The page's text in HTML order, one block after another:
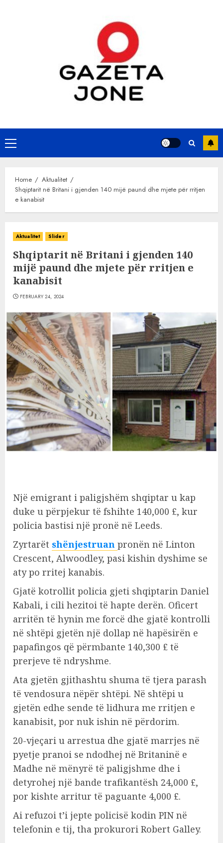
Primary
Menu
Home
Aktualitet
Shqiptarit në Britani i gjenden 140 mijë paund dhe mjete për rritjen
e kanabisit
Aktualitet Slider
Shqiptarit në Britani i gjenden 140
mijë paund dhe mjete për rritjen e
kanabisit
FEBRUARY 24, 2024
Një emigrant i paligjshëm shqiptar u kap
duke u përpjekur të fshihte 140,000 £, kur
policia bastisi një pronë në Leeds.
Zyrtarët shënjestruan pronën në Linton
Crescent, Alwoodley, pasi kishin dyshime se
aty po rritej kanabis.
Gjatë kotrollit policia gjeti shqiptarin Daniel
Kabali, i cili hezitoi të hapte derën. Oficert
arritën të hynin me forcë dhe gjatë kontrolli
në shtëpi gjetën një dollap në hapësirën e
papafingos që përmbante 140,300 £ të
prerjeve të ndryshme.
Ata gjetën gjithashtu shuma të tjera parash
të vendosura nëpër shtëpi. Në shtëpi u
gjetën edhe sende të lidhura me rritjen e
kanabisit, por nuk ishin në përdorim.
20-vjeçari u arrestua dhe gjatë marrjes në
pyetje pranoi se ndodhej në Britaninë e
Madhe në mënyrë të paligjshme dhe i
detyrohej një bande trafikantësh 24,000 £,
por kishte arritur të paguante 4,000 £.
Ai refuzoi t’i jepte policisë kodin PIN në
telefonin e tij, tha prokurori Robert Galley.